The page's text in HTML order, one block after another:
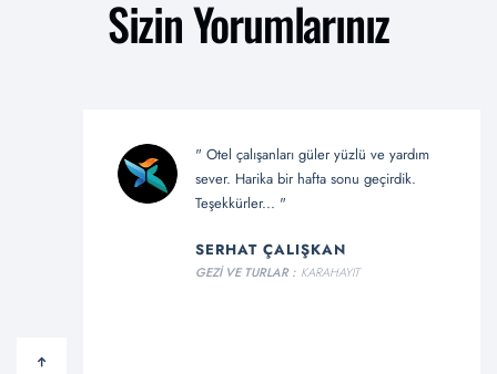
Sizin Yorumlarınız
" Otel çalışanları güler yüzlü ve yardım
sever. Harika bir hafta sonu geçirdik.
Teşekkürler... "
SERHAT ÇALIŞKAN
GEZİ VE TURLAR : KARAHAYIT